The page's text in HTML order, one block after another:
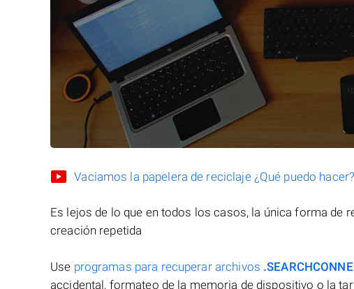
Vaciamos la papelera de reciclaje ¿Qué puedo hacer?
Es lejos de lo que en todos los casos, la única forma de
creación repetida
Use programas para recuperar archivos
accidental, formateo de la memoria de dispositivo o la